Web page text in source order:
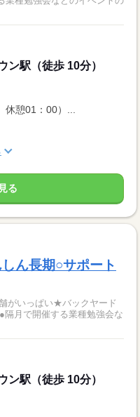
ン駅（徒歩 10分）
憩01：00）...
る
ん長期○サポート
がいっぱい★バックヤード
月で開催する業種勉強会な
ン駅（徒歩 10分）